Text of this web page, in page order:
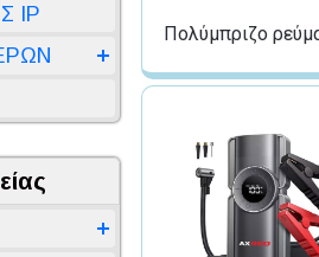
IP
Πολύμπριζο